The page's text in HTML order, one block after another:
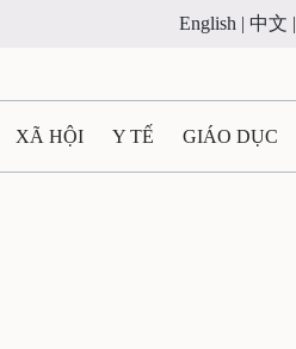
English | 中文 |
XÃ HỘI Y TẾ GIÁO DỤC
CÁO